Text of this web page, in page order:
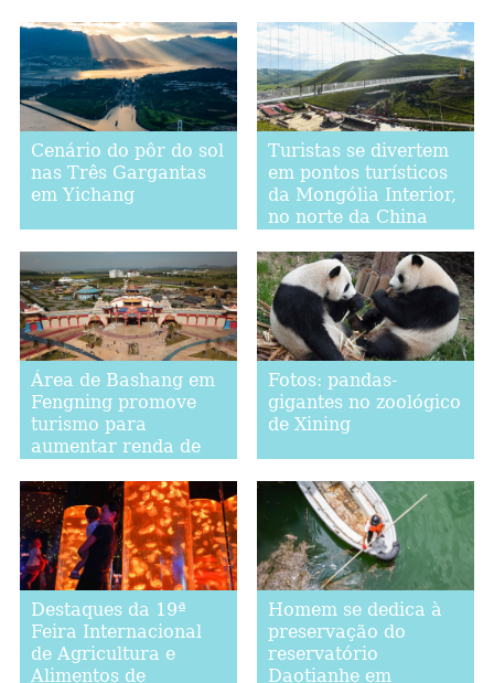
moderado
Cenário do pôr do sol
nas Três Gargantas
em Yichang
Turistas se divertem
em pontos turísticos
da Mongólia Interior,
no norte da China
Área de Bashang em
Fengning promove
turismo para
aumentar renda de
Fotos: pandas-
gigantes no zoológico
de Xining
Destaques da 19ª
Feira Internacional
de Agricultura e
Alimentos de
Homem se dedica à
preservação do
reservatório
Daotianhe em